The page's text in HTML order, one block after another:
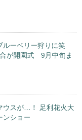
ルーベリー狩りに笑
が開園式 9月中旬ま
ウスが…！ 足利花火大
ンショー